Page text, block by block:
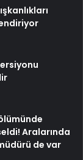
Aralarında
de var